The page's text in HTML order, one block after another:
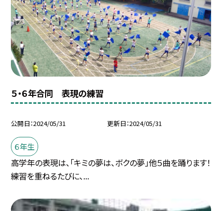
５・６年合同 表現の練習
公開日 2024/05/31 更新日 2024/05/31
６年生
高学年の表現は、「キミの夢は、ボクの夢」他５曲を踊ります！
練習を重ねるたびに、...